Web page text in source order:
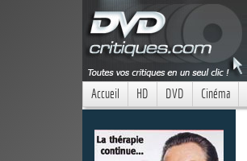
Accueil HD DVD Cinéma